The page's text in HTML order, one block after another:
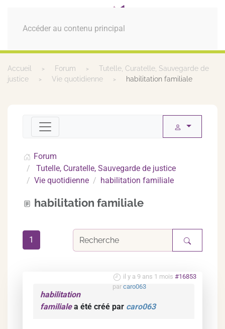
Accéder au contenu principal
MENU
Accueil Forum
Tutelle, Curatelle, Sauvegarde de
justice
Vie quotidienne habilitation familiale
Forum
Tutelle, Curatelle, Sauvegarde de justice
Vie quotidienne
habilitation familiale
habilitation familiale
1
il y a 9 ans 1 mois #16853
par caro063
habilitation
familialea été créé par caro063